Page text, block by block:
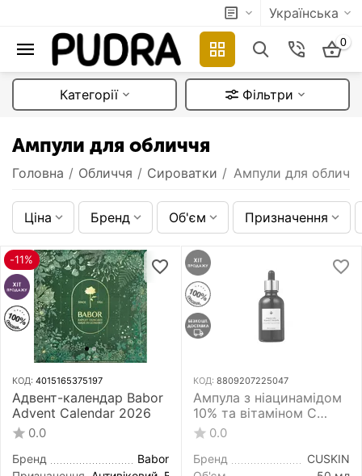
Українська
0
Категорії Фільтри
Ампули для обличчя
Головна / Обличчя / Сироватки / Ампули для
Ціна Бренд Об'єм Призначення
-11%
КОД: 4015165375197
Адвент-календар Babor
Advent Calendar 2026
0.0
Бренд
Babor
КОД: 8809207225047
Ампула з ніацинамідом
10% та вітаміном С
CUSKIN Dr.Solution
Niacin 10% Vitamin C
Ampoule 50 мл
0.0
Бренд
CUSKIN